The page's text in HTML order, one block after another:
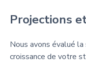
Projections
Nous avons évalué
croissance de votre